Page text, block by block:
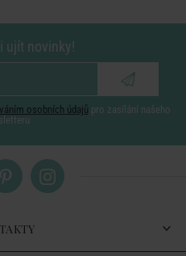
ujít novinky!
osobních údajů pro zasílání našeho